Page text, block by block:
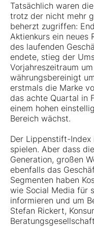
Tatsächlich waren
trotz der nicht mehr
beherzt zugriffen:
Aktienkurs ein neues
des laufenden
endete, stieg der
Vorjahreszeitraum
währungsbereinigt
erstmals die Marke
das achte Quartal in
einem hohen
Bereich wächst.
Der Lippenstift-Index
spielen. Aber dass
Generation, großen
ebenfalls das
Segmenten haben
wie Social Media für
informieren und um
Stefan Rickert,